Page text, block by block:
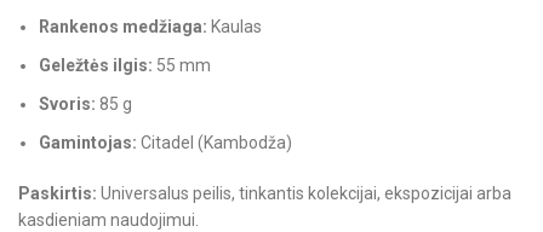
Rankenos medžiaga: Kaulas
Geležtės ilgis: 55 mm
Svoris: 85 g
Gamintojas: Citadel (Kambodža)
Paskirtis: Universalus peilis, tinkantis kolekcijai, ekspozicijai arba
kasdieniam naudojimui.